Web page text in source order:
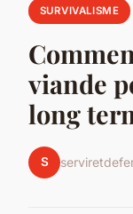
SURVIVALISME
viande
long
S